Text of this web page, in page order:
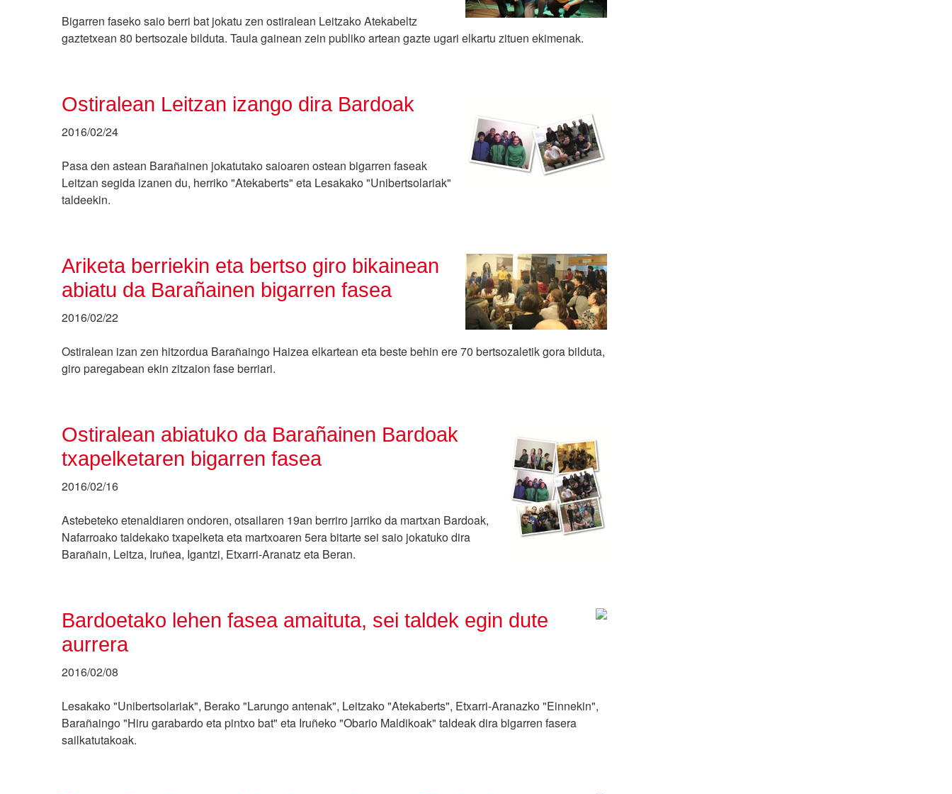
Bigarren faseko saio berri bat jokatu zen ostiralean Leitzako Atekabeltz
gaztetxean 80 bertsozale bilduta. Taula gainean zein publiko artean gazte ugari elkartu zituen ekimenak.
Ostiralean Leitzan izango dira Bardoak
2016/02/24
Pasa den astean Barañainen jokatutako saioaren ostean bigarren faseak
Leitzan segida izanen du, herriko "Atekaberts" eta Lesakako "Unibertsolariak"
taldeekin.
Ariketa berriekin eta bertso giro bikainean
abiatu da Barañainen bigarren fasea
2016/02/22
Ostiralean izan zen hitzordua Barañaingo Haizea elkartean eta beste behin ere 70 bertsozaletik gora bilduta,
giro paregabean ekin zitzaion fase berriari.
Ostiralean abiatuko da Barañainen Bardoak
txapelketaren bigarren fasea
2016/02/16
Astebeteko etenaldiaren ondoren, otsailaren 19an berriro jarriko da martxan Bardoak,
Nafarroako taldekako txapelketa eta martxoaren 5era bitarte sei saio jokatuko dira
Barañain, Leitza, Iruñea, Igantzi, Etxarri-Aranatz eta Beran.
Bardoetako lehen fasea amaituta, sei taldek egin dute
aurrera
2016/02/08
Lesakako "Unibertsolariak", Berako "Larungo antenak", Leitzako "Atekaberts", Etxarri-Aranazko "Einnekin",
Barañaingo "Hiru garabardo eta pintxo bat" eta Iruñeko "Obario Maldikoak" taldeak dira bigarren fasera
sailkatutakoak.